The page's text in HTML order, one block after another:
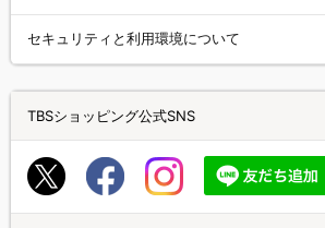
セキュリティと利用環境について
TBSショッピング公式SNS